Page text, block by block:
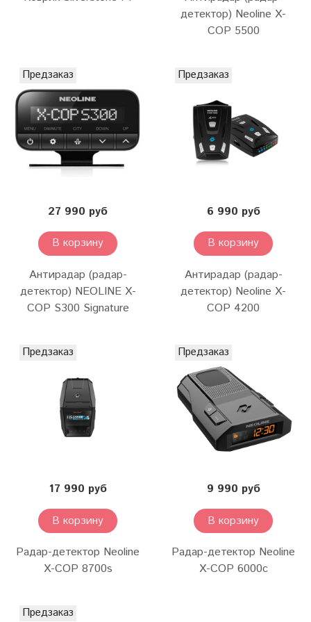
детектор) Neoline X-
COP 5500
Предзаказ
27 990 руб
В корзину
Антирадар (радар-
детектор) NEOLINE X-
COP S300 Signature
Предзаказ
6 990 руб
В корзину
Антирадар (радар-
детектор) Neoline X-
COP 4200
Предзаказ
17 990 руб
В корзину
Радар-детектор Neoline
X-COP 8700s
Предзаказ
9 990 руб
В корзину
Радар-детектор Neoline
X-COP 6000c
Предзаказ